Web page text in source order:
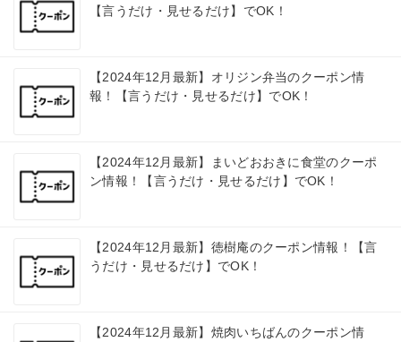
【言うだけ・見せるだけ】でOK！
【2024年12月最新】オリジン弁当のクーポン情
報！【言うだけ・見せるだけ】でOK！
【2024年12月最新】まいどおおきに食堂のクーポ
ン情報！【言うだけ・見せるだけ】でOK！
【2024年12月最新】徳樹庵のクーポン情報！【言
うだけ・見せるだけ】でOK！
【2024年12月最新】焼肉いちばんのクーポン情